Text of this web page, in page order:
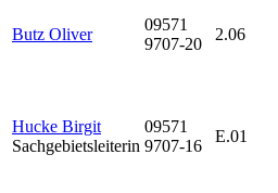
Butz Oliver
09571
9707-20
2.06
Hucke Birgit
Sachgebietsleiterin
09571
9707-16
E.01